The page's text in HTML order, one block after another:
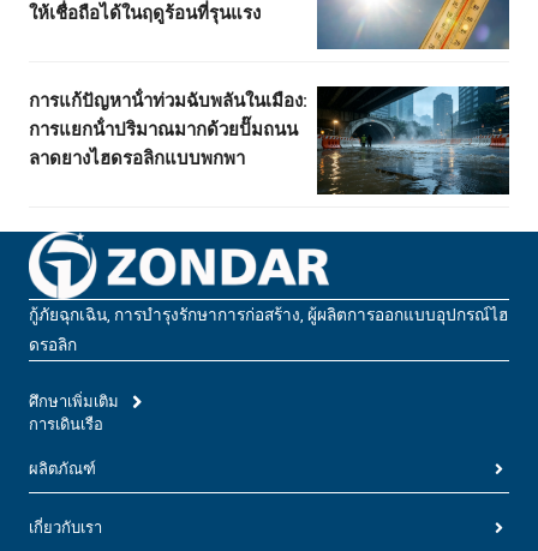
ให้เชื่อถือได้ในฤดูร้อนที่รุนแรง
การแก้ปัญหาน้ําท่วมฉับพลันในเมือง:
การแยกน้ําปริมาณมากด้วยปั๊มถนน
ลาดยางไฮดรอลิกแบบพกพา
กู้ภัยฉุกเฉิน, การบํารุงรักษาการก่อสร้าง, ผู้ผลิตการออกแบบอุปกรณ์ไฮ
ดรอลิก
ศึกษาเพิ่มเติม
การเดินเรือ
ผลิตภัณฑ์
เกี่ยวกับเรา